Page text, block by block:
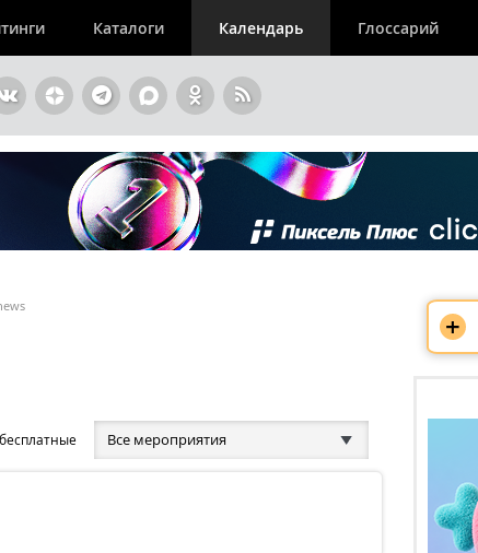
Каталоги Календарь Глоссарий
Все мероприятия
+